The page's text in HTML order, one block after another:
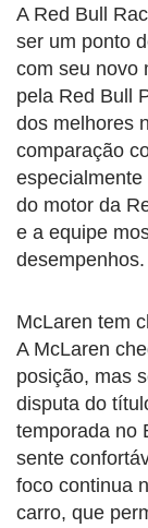
A Red Bull
ser um ponto
com seu novo
pela Red Bull
dos melhores
comparação
do motor da
e a equipe
desempenhos.
McLaren tem
A McLaren
posição, mas
disputa do
temporada no
sente
foco continua
carro, que